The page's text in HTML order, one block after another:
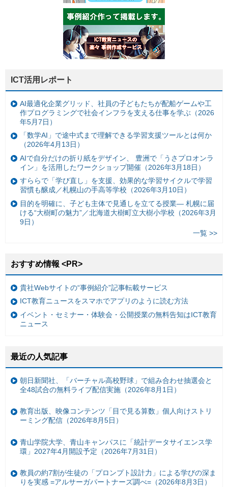
ICT活用レポート
AI最適化企業グリッド、社員の子どもたちが配船ゲームや工
作プログラミングで社会インフラを支える仕事を学ぶ（2026
年5月7日）
「数学AI」で途中式まで理解できる学習支援ツールとは何か
（2026年4月13日）
AIで自分だけの折り紙をデザイン、 豊洲で「うさプロオンラ
イン」を活用したワークショップ開催（2026年3月18日）
すららで「学び直し」を支援、効果的な学習サイクルで学習
習慣も醸成／札幌山の手高等学校（2026年3月10日）
目的を明確に、子ども主体で見通しを立てる授業— 札幌に届
ける“大樹町の魅力”／北海道大樹町立大樹小学校（2026年3月
9日）
一覧 >>
おすすめ情報 <PR>
貴社Webサイトの“事例紹介”記事転載サービス
ICT教育ニュースをスマホでアプリのように読む方法
イベント・セミナー・体験会・公開授業の無料告知はICT教育
ニュース
最近の人気記事
朝日新聞社、「バーチャル高校野球」で組み合わせ抽選会と
全48試合の無料ライブ配信実施（2026年8月1日）
教育出版、映像コンテンツ「目で見る算数」個人向けストリ
ーミング配信（2026年8月5日）
青山学院大学、青山キャンパスに「統計データサイエンス学
環」2027年4月開設予定（2026年7月31日）
教員の約7割が生徒の「プロンプト設計力」による学びの深ま
りを実感 =アルサーガパートナーズ調べ=（2026年8月3日）